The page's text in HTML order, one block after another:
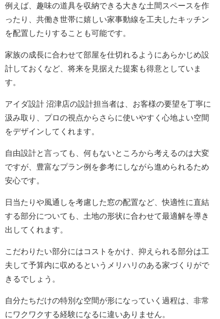
例えば、趣味の道具を収納できる大きな土間スペースを作
ったり、共働き世帯に嬉しい家事動線を工夫したキッチン
を配置したりすることも可能です。
家族の成長に合わせて部屋を仕切れるようにあらかじめ設
計しておくなど、将来を見据えた提案も得意としていま
す。
アイダ設計 沼津店の設計担当者は、お客様の要望を丁寧に
汲み取り、プロの視点からさらに使いやすく心地よい空間
をデザインしてくれます。
自由設計と言っても、何もないところから考えるのは大変
ですが、豊富なプラン例を参考にしながら進められるため
安心です。
日当たりや風通しを考慮した窓の配置など、快適性に直結
する部分についても、土地の形状に合わせて最適解を導き
出してくれます。
こだわりたい部分にはコストをかけ、抑えられる部分は工
夫して予算内に収めるというメリハリのある家づくりがで
きるでしょう。
自分たちだけの特別な空間が形になっていく過程は、非常
にワクワクする経験になるに違いありません。